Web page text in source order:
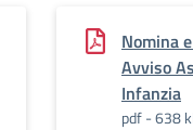
Nomina
Avviso
Infanzia
pdf - 638